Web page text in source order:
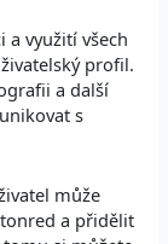
a využití všech
profil.
a další
s
může
a přidělit